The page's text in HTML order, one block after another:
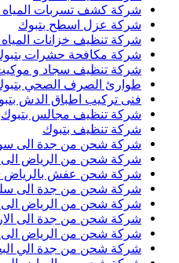
شركة كشف تسربات المياه
شركة عزل اسطح بتبوك
شركة تنظيف خزانات المياه
شركة مكافحة حشرات
شركة تنظيف سجاد و
طوارئ الصرف الصحي
فنى تركيب اطباق الدش
شركة تنظيف مجالس بتبوك
شركة تنظيف بتبوك
شركة شحن من جدة الى
شركة شحن من الرياض الى
شركة شحن عفش بالرياض 300 ريال
شركة شحن من جدة الى
شركة شحن من الرياض
شركة شحن من جدة الى
شركة شحن من الرياض الى
شركة شحن من جدة الي